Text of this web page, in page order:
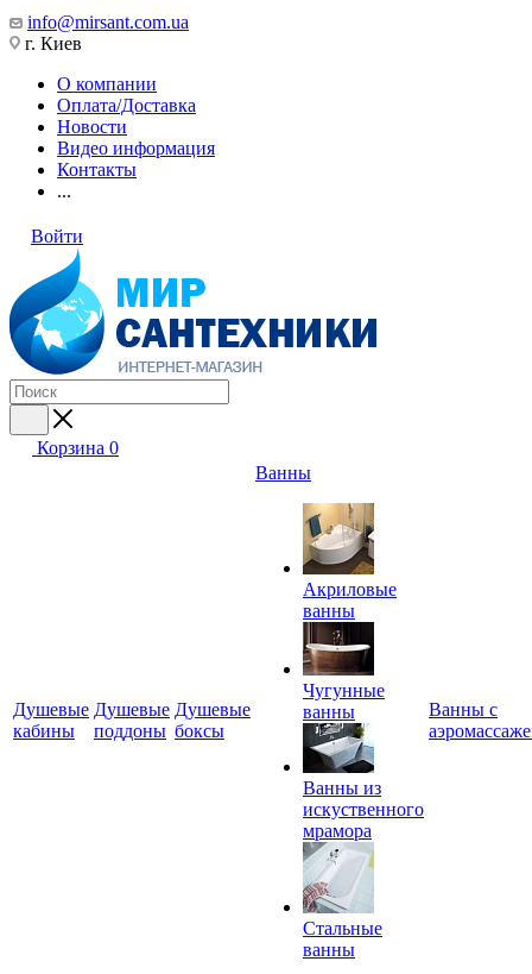
info@mirsant.com.ua
г. Киев
О компании
Оплата/Доставка
Новости
Видео информация
Контакты
...
Войти
Корзина 0
Душевые
кабины
Душевые
поддоны
Душевые
боксы
Ванны
Акриловые
ванны
Чугунные
ванны
Ванны из
искуственного
мрамора
Стальные
ванны
Ванны с